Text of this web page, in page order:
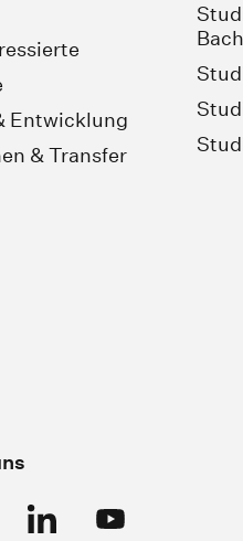
Entwicklung
& Transfer